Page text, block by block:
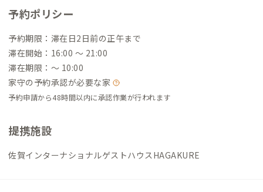
予約ポリシー
予約期限：滞在日2日前の正午まで
滞在開始：16:00 〜 21:00
滞在期限：〜 10:00
家守の予約承認が必要な家
予約申請から48時間以内に承認作業が行われます
提携施設
佐賀インターナショナルゲストハウスHAGAKURE